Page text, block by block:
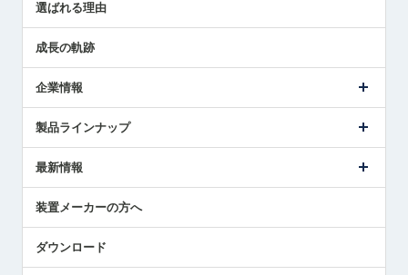
解決策提案
選ばれる理由
成長の軌跡
企業情報
ごあいさつ
受賞履歴
採用情報
国/地域/言語
製品ラインナップ
ツールセッタ製品
エアマイクロセンサ製品
最新情報
メトロールの技術
社員ブログ
装置メーカーの方へ
ダウンロード